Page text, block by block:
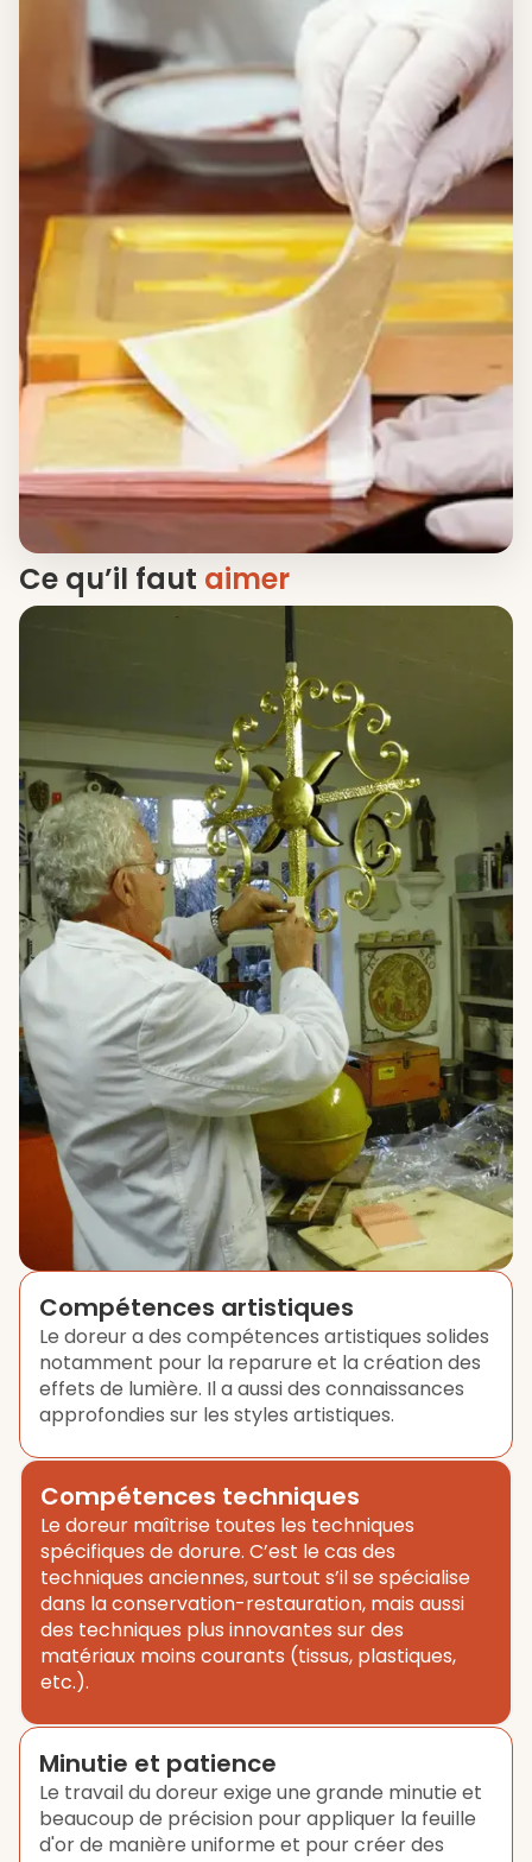
Ce qu’il faut aimer
Compétences artistiques
Le doreur a des compétences artistiques solides
notamment pour la reparure et la création des
effets de lumière. Il a aussi des connaissances
approfondies sur les styles artistiques.
Compétences techniques
Le doreur maîtrise toutes les techniques
spécifiques de dorure. C’est le cas des
techniques anciennes, surtout s’il se spécialise
dans la conservation-restauration, mais aussi
des techniques plus innovantes sur des
matériaux moins courants (tissus, plastiques,
etc.).
Minutie et patience
Le travail du doreur exige une grande minutie et
beaucoup de précision pour appliquer la feuille
d'or de manière uniforme et pour créer des